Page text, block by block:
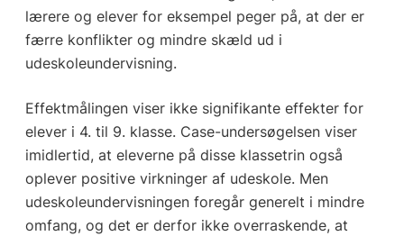
lærere og elever for eksempel peger på, at der er
færre konflikter og mindre skæld ud i
udeskoleundervisning.
Effektmålingen viser ikke signifikante effekter for
elever i 4. til 9. klasse. Case-undersøgelsen viser
imidlertid, at eleverne på disse klassetrin også
oplever positive virkninger af udeskole. Men
udeskoleundervisningen foregår generelt i mindre
omfang, og det er derfor ikke overraskende, at